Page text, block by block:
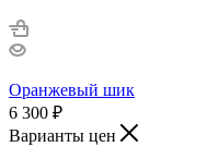
Оранжевый шик
6 300 ₽
Варианты цен